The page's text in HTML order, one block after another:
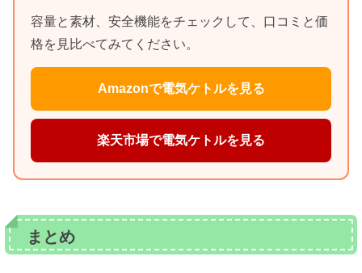
容量と素材、安全機能をチェックして、口コミと価
格を見比べてみてください。
Amazonで電気ケトルを見る
楽天市場で電気ケトルを見る
まとめ